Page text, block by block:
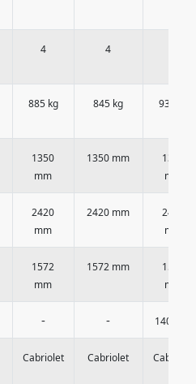
4 4
885 kg 845 kg 935 kg
1350
mm
1350 mm
1350
mm
2420
mm
2420 mm
2420
mm
1572
mm
1572 mm
1580
mm
- - 140 mm
Cabriolet Cabriolet Cabriolet